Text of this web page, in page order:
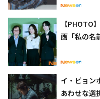
【PHOTO
画「私の名
イ・ビョン
あわせな選